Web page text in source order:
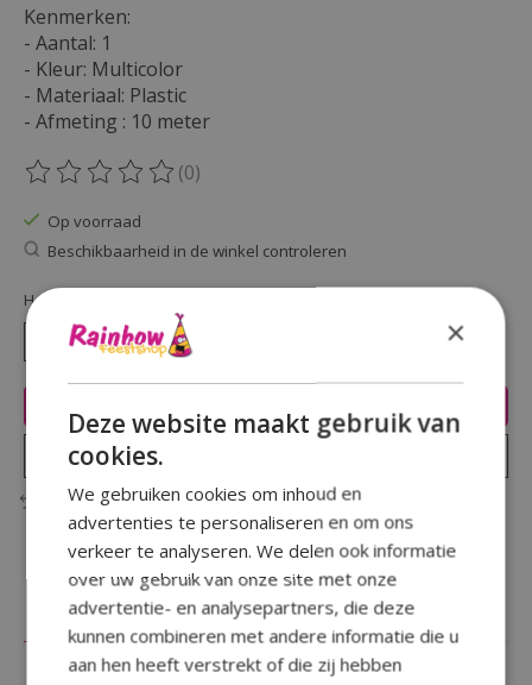
Kenmerken:
- Aantal: 1
- Kleur: Multicolor
- Materiaal: Plastic
- Afmeting : 10 meter
De beoordeling van dit product is
(0)
Op voorraad
Beschikbaarheid in de winkel controleren
Hoeveelheid:
Toevoegen om te vergelijken
Beschrijving Reviews (0)
×
Deze website maakt gebruik van
cookies.
We gebruiken cookies om inhoud en
advertenties te personaliseren en om ons
verkeer te analyseren. We delen ook informatie
over uw gebruik van onze site met onze
advertentie- en analysepartners, die deze
kunnen combineren met andere informatie die u
aan hen heeft verstrekt of die zij hebben